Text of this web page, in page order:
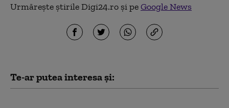
Urmărește știrile Digi24.ro și peGoogle News
Te-ar putea interesa și: